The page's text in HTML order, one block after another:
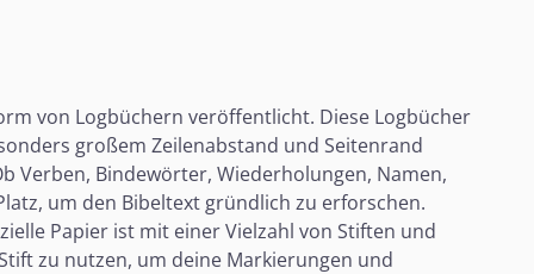
von Logbüchern veröffentlicht. Diese Logbücher
großem Zeilenabstand und Seitenrand
Verben, Bindewörter, Wiederholungen, Namen,
um den Bibeltext gründlich zu erforschen.
Papier ist mit einer Vielzahl von Stiften und
zu nutzen, um deine Markierungen und